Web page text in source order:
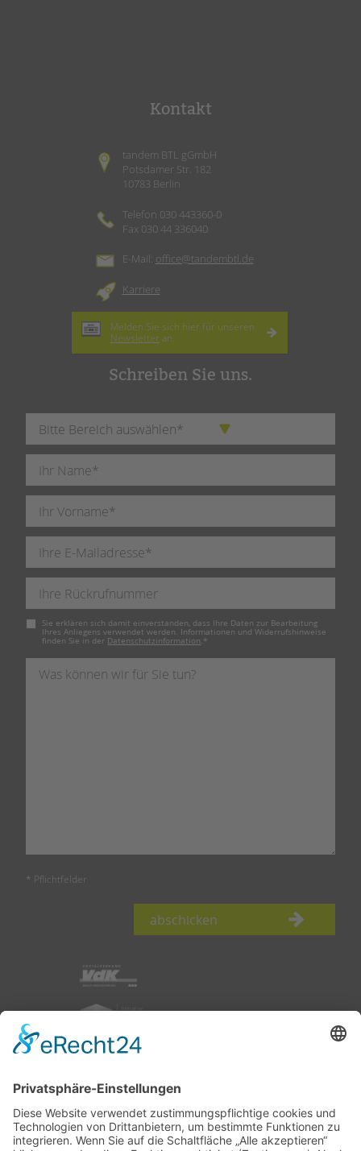
Kontakt
tandem BTL gGmbH
Potsdamer Str. 182
10783 Berlin
Telefon 030 443360-0
Fax 030 44 336040
E-Mail: office@tandembtl.de
Karriere
Melden Sie sich hier für unseren
Newsletter an.
Schreiben Sie uns.
Pflichtfeld
Sie erklären sich damit einverstanden, dass Ihre Daten zur Bearbeitung
Ihres Anliegens verwendet werden. Informationen und Widerrufshinweise
finden Sie in der Datenschutzinformation. *
* Pflichtfelder
abschicken